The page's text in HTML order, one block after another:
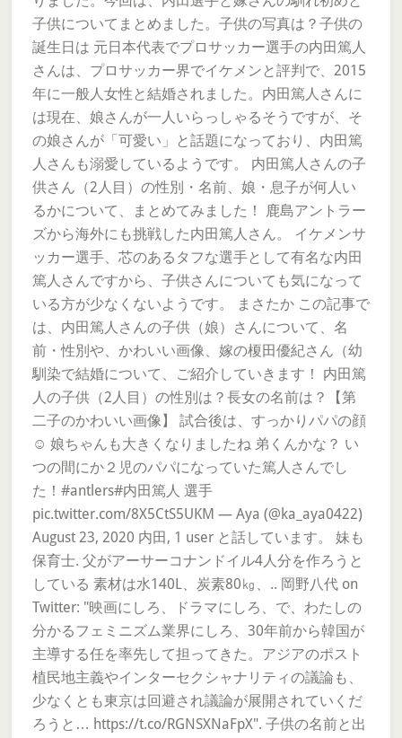
子供についてまとめました。子供の写真は？子供の
誕生日は 元日本代表でプロサッカー選手の内田篤人
さんは、プロサッカー界でイケメンと評判で、2015
年に一般人女性と結婚されました。内田篤人さんに
は現在、娘さんが一人いらっしゃるそうですが、そ
の娘さんが「可愛い」と話題になっており、内田篤
人さんも溺愛しているようです。 内田篤人さんの子
供さん（2人目）の性別・名前、娘・息子が何人い
るかについて、まとめてみました！ 鹿島アントラー
ズから海外にも挑戦した内田篤人さん。 イケメンサ
ッカー選手、芯のあるタフな選手として有名な内田
篤人さんですから、子供さんについても気になって
いる方が少なくないようです。 まさたか この記事で
は、内田篤人さんの子供（娘）さんについて、名
前・性別や、かわいい画像、嫁の榎田優紀さん（幼
馴染で結婚について、ご紹介していきます！ 内田篤
人の子供（2人目）の性別は？長女の名前は？【第
二子のかわいい画像】 試合後は、すっかりパパの顔
☺️ 娘ちゃんも大きくなりましたね 弟くんかな？ い
つの間にか２児のパパになっていた篤人さんでし
た！#antlers#内田篤人 選手
pic.twitter.com/8X5CtS5UKM — Aya (@ka_aya0422)
August 23, 2020 内田, 1 user と話しています。 妹も
保育士. 父がアーサーコナンドイル4人分を作ろうと
している 素材は水140L、炭素80㎏、.. 岡野八代 on
Twitter: "映画にしろ、ドラマにしろ、で、わたしの
分かるフェミニズム業界にしろ、30年前から韓国が
主導する任を率先して担ってきた。アジアのポスト
植民地主義やインターセクシャナリティの議論も、
少なくとも東京は回避され議論が展開されていくだ
ろうと… https://t.co/RGNSXNaFpX". 子供の名前と出